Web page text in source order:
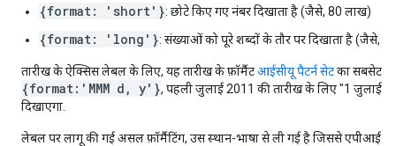
{format: 'short'}: छोटे किए गए नंबर दिखाता है (जैसे, 80 लाख)
{format: 'long'}: संख्याओं को पूरे शब्दों के तौर पर दिखाता है (जैसे,
तारीख के ऐक्सिस लेबल के लिए, यह तारीख के फ़ॉर्मैटआईसीयू पैटर्न सेटका सबसेट
{format:'MMM d, y'}, पहली जुलाई 2011 की तारीख के लिए "1 जुलाई,
दिखाएगा.
लेबल पर लागू की गई असल फ़ॉर्मैटिंग, उस स्थान-भाषा से ली गई है जिससे एपीआई को